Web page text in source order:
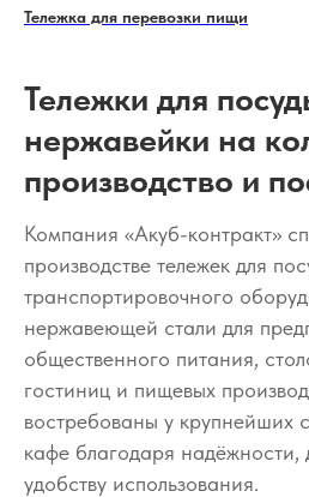
Тележка для перевозки пищи
Тележки для
нержавейки на
производство и
Компания «Акуб-контракт»
производстве тележек для
транспортировочного
нержавеющей стали для
общественного питания,
гостиниц и пищевых
востребованы у крупнейших
кафе благодаря надёжности,
удобству использования.